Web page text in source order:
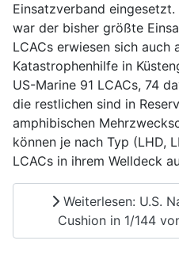
Einsatzverband
war der bisher größte
LCACs erwiesen sich
Katastrophenhilfe in
US-Marine 91 LCACs, 74
die restlichen sind in
amphibischen
können je nach Typ (LHD,
LCACs in ihrem Welldeck
Weiterlesen: U.S.
Cushion in 1/144